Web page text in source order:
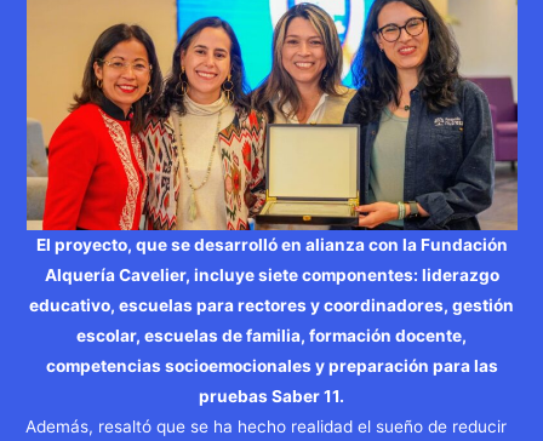
El proyecto, que se desarrolló en alianza con la Fundación
Alquería Cavelier, incluye siete componentes: liderazgo
educativo, escuelas para rectores y coordinadores, gestión
escolar, escuelas de familia, formación docente,
competencias socioemocionales y preparación para las
pruebas Saber 11.
Además, resaltó que se ha hecho realidad el sueño de reducir